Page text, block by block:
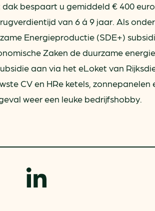
bespaart u gemiddeld € 400
van 6 á 9 jaar. Als
Energieproductie (SDE+)
Zaken de duurzame
aan via het eLoket van
CV en HRe ketels,
weer een leuke bedrijfshobby.